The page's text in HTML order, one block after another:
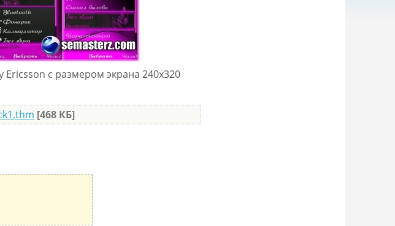
с размером экрана 240x320
[468 КБ]